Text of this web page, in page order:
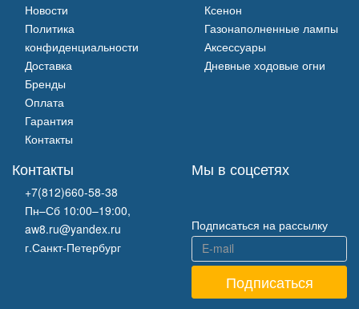
Новости
Политика
конфиденциальности
Доставка
Бренды
Оплата
Гарантия
Контакты
Ксенон
Газонаполненные лампы
Аксессуары
Дневные ходовые огни
Контакты
+7(812)660-58-38
Пн–Сб 10:00–19:00,
aw8.ru@yandex.ru
г.Санкт-Петербург
Мы в соцсетях
Подписаться на рассылку